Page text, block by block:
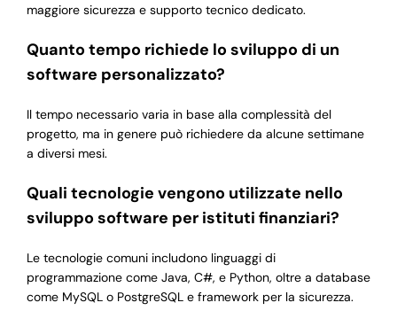
maggiore sicurezza e supporto tecnico dedicato.
Quanto tempo richiede lo sviluppo di un
software personalizzato?
Il tempo necessario varia in base alla complessità del
progetto, ma in genere può richiedere da alcune settimane
a diversi mesi.
Quali tecnologie vengono utilizzate nello
sviluppo software per istituti finanziari?
Le tecnologie comuni includono linguaggi di
programmazione come Java, C#, e Python, oltre a database
come MySQL o PostgreSQL e framework per la sicurezza.